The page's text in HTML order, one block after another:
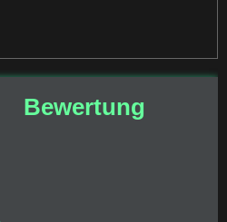
Bewertung